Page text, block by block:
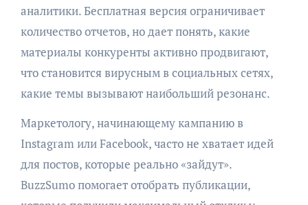
аналитики. Бесплатная версия ограничивает
количество отчетов, но дает понять, какие
материалы конкуренты активно продвигают,
что становится вирусным в социальных сетях,
какие темы вызывают наибольший резонанс.
Маркетологу, начинающему кампанию в
Instagram или Facebook, часто не хватает идей
для постов, которые реально «зайдут».
BuzzSumo помогает отобрать публикации,